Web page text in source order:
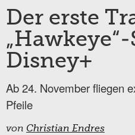
Der erste
Disney+
Ab 24. November fliegen
Pfeile
von Christian Endres